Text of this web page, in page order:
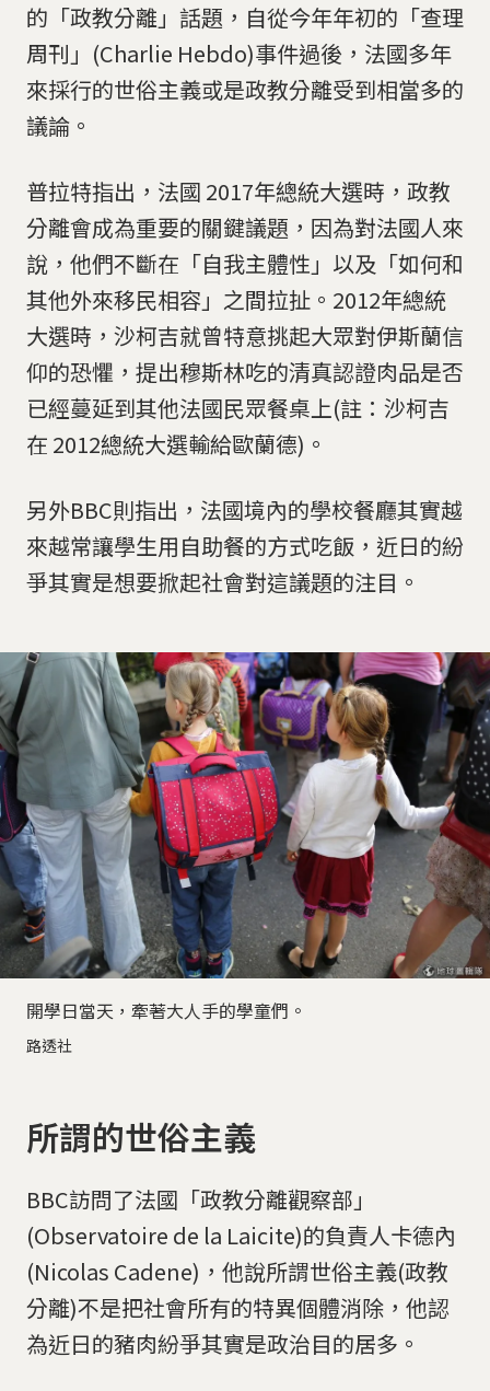
的「政教分離」話題，自從今年年初的「查理
周刊」(Charlie Hebdo)事件過後，法國多年
來採行的世俗主義或是政教分離受到相當多的
議論。
普拉特指出，法國 2017年總統大選時，政教
分離會成為重要的關鍵議題，因為對法國人來
說，他們不斷在「自我主體性」以及「如何和
其他外來移民相容」之間拉扯。2012年總統
大選時，沙柯吉就曾特意挑起大眾對伊斯蘭信
仰的恐懼，提出穆斯林吃的清真認證肉品是否
已經蔓延到其他法國民眾餐桌上(註：沙柯吉
在 2012總統大選輸給歐蘭德)。
另外BBC則指出，法國境內的學校餐廳其實越
來越常讓學生用自助餐的方式吃飯，近日的紛
爭其實是想要掀起社會對這議題的注目。
開學日當天，牽著大人手的學童們。
路透社
所謂的世俗主義
BBC訪問了法國「政教分離觀察部」
(Observatoire de la Laicite)的負責人卡德內
(Nicolas Cadene)，他說所謂世俗主義(政教
分離)不是把社會所有的特異個體消除，他認
為近日的豬肉紛爭其實是政治目的居多。